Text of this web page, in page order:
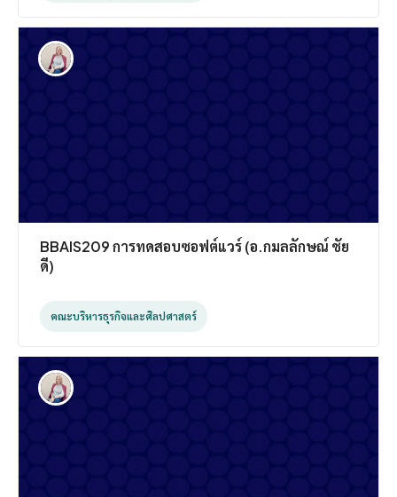
BBAIS209 การทดสอบซอฟต์แวร์ (อ.กมลลักษณ์ ชัย
ดี)
คณะบริหารธุรกิจและศิลปศาสตร์